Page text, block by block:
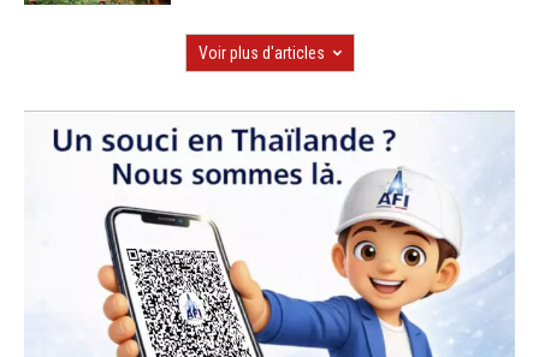
Voir plus d'articles